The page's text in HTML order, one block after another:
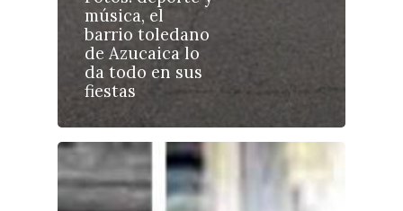
música, el
barrio toledano
de Azucaica lo
da todo en sus
fiestas
Ciudad Real
Albacete
Cuenca
Economía
Educación
Cultura
Deportes
Sucesos